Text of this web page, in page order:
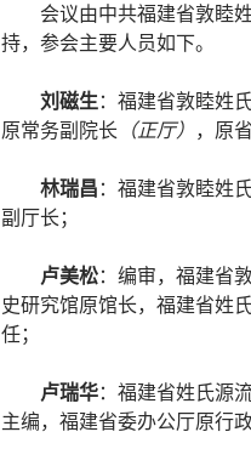
会议由中共福建省敦睦
持，参会主要人员如下。
刘磁生 ：福建省敦睦姓
原常务副院长 （正厅） ，原
林瑞昌 ：福建省敦睦姓
副厅长；
卢美松：编审，福建省
史研究馆原馆长，福建省姓
任；
卢瑞华：福建省姓氏源
主编，福建省委办公厅原行政